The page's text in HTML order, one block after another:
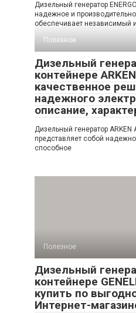
Дизельный генератор
надежное и
обеспечивает независимый
Полезное
Дизельный
контейнере
качественное
надежного
описание,
Дизельный генератор ARKEN
представляет собой
способное
Полезное
Дизельный
контейнере
купить по
Интернет-